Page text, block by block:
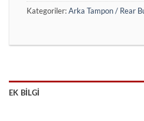
Kategoriler:Arka Tampon / Rear
EK BILGI